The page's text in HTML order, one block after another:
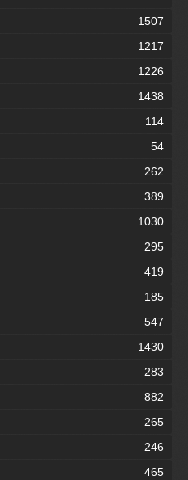
1507
1217
1226
1438
114
54
262
389
1030
295
419
185
547
1430
283
882
265
246
465